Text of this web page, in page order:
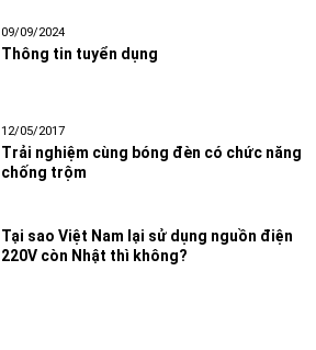
09/09/2024
Thông tin tuyển dụng
12/05/2017
Trải nghiệm cùng bóng đèn có chức năng
chống trộm
Tại sao Việt Nam lại sử dụng nguồn điện
220V còn Nhật thì không?